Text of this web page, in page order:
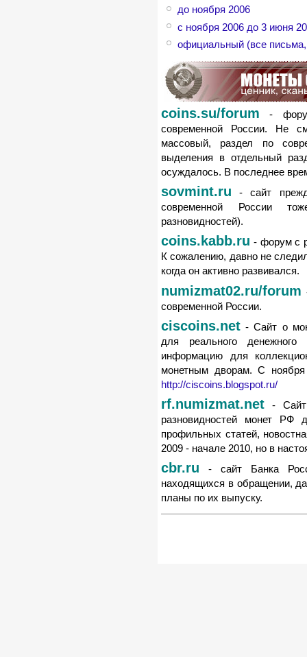
до ноября 2006
c ноября 2006 до 3 июня
официальный (все письма,
coins.su/forum -
современной России. Не
массовый, раздел по
выделения в отдельный
осуждалось. В последнее
sovmint.ru - сайт
современной России
разновидностей).
coins.kabb.ru - форум с
К сожалению, давно не
когда он активно развивался.
numizmat02.ru/forum
современной России.
ciscoins.net - Сайт о
для реального
информацию для
монетным дворам. С ноября
http://ciscoins.blogspot.ru/
rf.numizmat.net - Сайт
разновидностей монет РФ
профильных статей,
2009 - начале 2010, но в
cbr.ru - сайт Банка
находящихся в обращении,
планы по их выпуску.